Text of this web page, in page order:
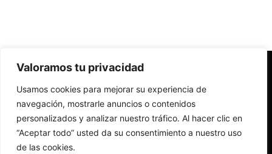
Valoramos tu privacidad
Usamos cookies para mejorar su experiencia de
navegación, mostrarle anuncios o contenidos
personalizados y analizar nuestro tráfico. Al hacer clic en
“Aceptar todo” usted da su consentimiento a nuestro uso
de las cookies.
Redes Cristianas
Una mirada alternativa sobre la Iglesia católica y la sociedad
- Colectivos de Redes Cristianas